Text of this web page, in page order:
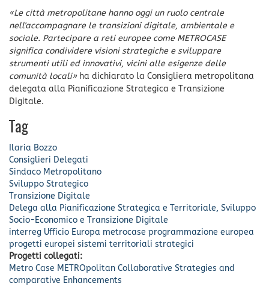
«Le città metropolitane hanno oggi un ruolo centrale
nell'accompagnare le transizioni digitale, ambientale e
sociale. Partecipare a reti europee come METROCASE
significa condividere visioni strategiche e sviluppare
strumenti utili ed innovativi, vicini alle esigenze delle
comunità locali»ha dichiarato la Consigliera metropolitana
delegata alla Pianificazione Strategica e Transizione
Digitale.
Tag
Ilaria Bozzo
Consiglieri Delegati
Sindaco Metropolitano
Sviluppo Strategico
Transizione Digitale
Delega alla Pianificazione Strategica e Territoriale, Sviluppo
Socio-Economico e Transizione Digitale
interreg Ufficio Europa metrocase programmazione europea
progetti europei sistemi territoriali strategici
Progetti collegati:
Metro Case METROpolitan Collaborative Strategies and
comparative Enhancements